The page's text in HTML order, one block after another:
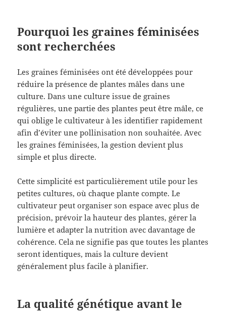
Pourquoi les graines féminisées
sont recherchées
Les graines féminisées ont été développées pour
réduire la présence de plantes mâles dans une
culture. Dans une culture issue de graines
régulières, une partie des plantes peut être mâle, ce
qui oblige le cultivateur à les identifier rapidement
afin d’éviter une pollinisation non souhaitée. Avec
les graines féminisées, la gestion devient plus
simple et plus directe.
Cette simplicité est particulièrement utile pour les
petites cultures, où chaque plante compte. Le
cultivateur peut organiser son espace avec plus de
précision, prévoir la hauteur des plantes, gérer la
lumière et adapter la nutrition avec davantage de
cohérence. Cela ne signifie pas que toutes les plantes
seront identiques, mais la culture devient
généralement plus facile à planifier.
La qualité génétique avant le